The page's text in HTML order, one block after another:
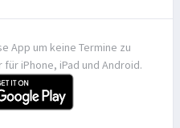
App um keine Termine zu
iPhone, iPad und Android.